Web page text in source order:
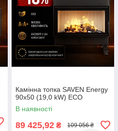
Камінна топка SAVEN Energy
90х50 (19,0 kW) ECO
В наявності
89 425,92 ₴ 109 056 ₴